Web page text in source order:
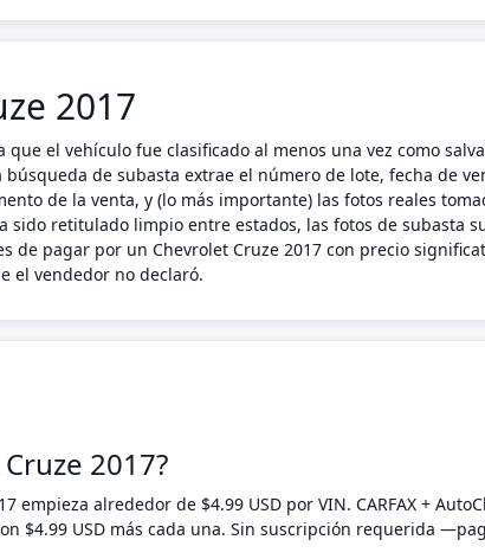
2017
el vehículo fue clasificado al menos una vez como
de subasta extrae el número de lote, fecha de
de la venta, y (lo más importante) las fotos reales
retitulado limpio entre estados, las fotos de subasta
de pagar por un Chevrolet Cruze 2017 con precio
el vendedor no declaró.
2017?
alrededor de $4.99 USD por VIN. CARFAX +
$4.99 USD más cada una. Sin suscripción requerida